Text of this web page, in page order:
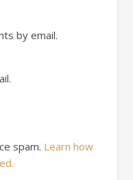
by email.
spam. Learn how